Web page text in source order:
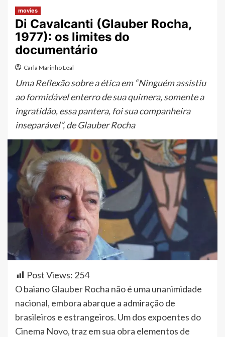
movies
Di Cavalcanti (Glauber Rocha,
1977): os limites do
documentário
Carla Marinho Leal
Uma Reflexão sobre a ética em “Ninguém assistiu
ao formidável enterro de sua quimera, somente a
ingratidão, essa pantera, foi sua companheira
inseparável”, de Glauber Rocha
Post Views: 254
O baiano Glauber Rocha não é uma unanimidade
nacional, embora abarque a admiração de
brasileiros e estrangeiros. Um dos expoentes do
Cinema Novo, traz em sua obra elementos de